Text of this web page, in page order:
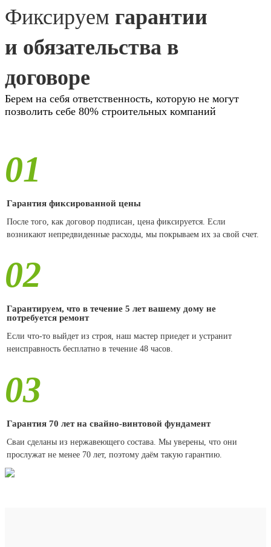
Фиксируем гарантии
и обязательства в
договоре
Берем на себя ответственность, которую не могут
позволить себе 80% строительных компаний
01
Гарантия фиксированной цены
После того, как договор подписан, цена фиксируется. Если
возникают непредвиденные расходы, мы покрываем их за свой счет.
02
Гарантируем, что в течение 5 лет вашему дому не
потребуется ремонт
Если что-то выйдет из строя, наш мастер приедет и устранит
неисправность бесплатно в течение 48 часов.
03
Гарантия 70 лет на свайно-винтовой фундамент
Сваи сделаны из нержавеющего состава. Мы уверены, что они
прослужат не менее 70 лет, поэтому даём такую гарантию.